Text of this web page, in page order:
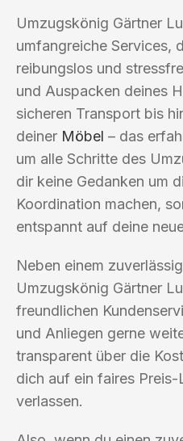
Umzugskönig Gärtner
umfangreiche Services,
reibungslos und
und Auspacken deines
sicheren Transport bis
deiner Möbel – das
um alle Schritte des
dir keine Gedanken um
Koordination machen,
entspannt auf deine
Neben einem
Umzugskönig Gärtner
freundlichen
und Anliegen gerne
transparent über die
dich auf ein faires
verlassen.